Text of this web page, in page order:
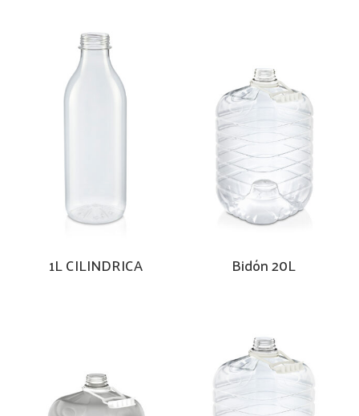
1L CILINDRICA Bidón 20L